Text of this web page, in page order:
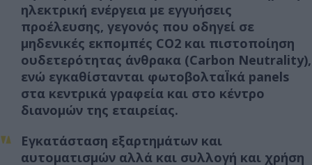
ηλεκτρική ενέργεια με εγγυήσεις
προέλευσης, γεγονός που οδηγεί σε
μηδενικές εκπομπές CO2 και πιστοποίηση
ουδετερότητας άνθρακα (Carbon Neutrality),
ενώ εγκαθίστανται φωτοβολταΪκά panels
στα κεντρικά γραφεία και στο κέντρο
διανομών της εταιρείας.
Εγκατάσταση εξαρτημάτων και
αυτοματισμών αλλά και συλλογή και χρήση